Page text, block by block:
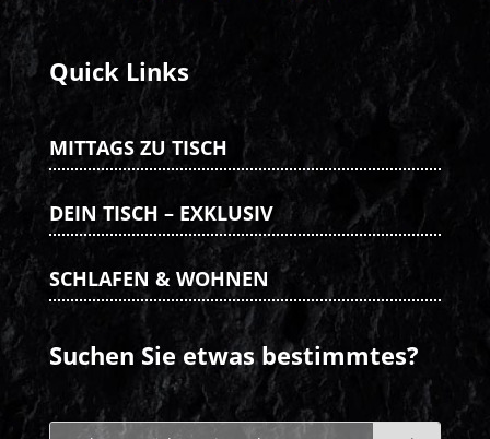
Quick Links
MITTAGS ZU TISCH
DEIN TISCH – EXKLUSIV
SCHLAFEN & WOHNEN
Suchen Sie etwas bestimmtes?